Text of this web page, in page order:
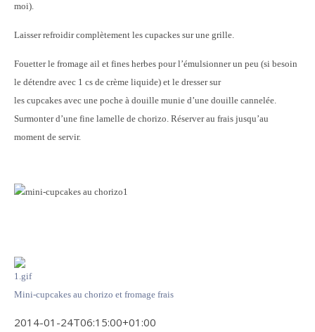
moi).
Laisser refroidir complètement les cupackes sur une grille.
Fouetter le fromage ail et fines herbes pour l’émulsionner un peu (si besoin
le détendre avec 1 cs de crème liquide) et le dresser sur
les cupcakes avec une poche à douille munie d’une douille cannelée.
Surmonter d’une fine lamelle de chorizo. Réserver au frais jusqu’au
moment de servir.
Mini-cupcakes au chorizo et fromage frais
2014-01-24T06:15:00+01:00